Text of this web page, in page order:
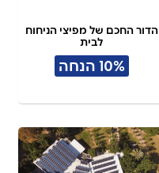
הדור החכם של מפיצי הניחוח
לבית
10% הנחה